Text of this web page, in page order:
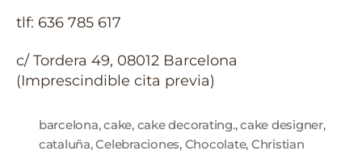
tlf: 636 785 617
c/ Tordera 49, 08012 Barcelona
(Imprescindible cita previa)
barcelona,cake, cake decorating.,cake designer,
cataluña,Celebraciones, Chocolate, Christian